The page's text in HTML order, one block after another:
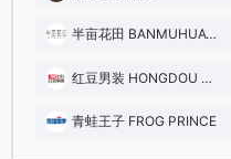
半亩花田 BANMUHUATIAN
红豆男装 HONGDOU MEN’S WEAR
青蛙王子 FROG PRINCE